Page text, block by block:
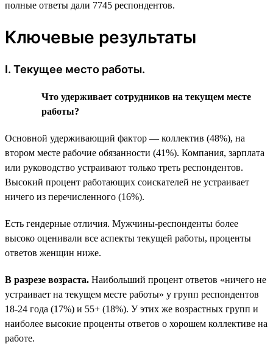
полные ответы дали 7745 респондентов.
Ключевые результаты
I. Текущее место работы.
Что удерживает сотрудников на текущем месте
работы?
Основной удерживающий фактор — коллектив (48%), на
втором месте рабочие обязанности (41%). Компания, зарплата
или руководство устраивают только треть респондентов.
Высокий процент работающих соискателей не устраивает
ничего из перечисленного (16%).
Есть гендерные отличия. Мужчины-респонденты более
высоко оценивали все аспекты текущей работы, проценты
ответов женщин ниже.
В разрезе возраста. Наибольший процент ответов «ничего не
устраивает на текущем месте работы» у групп респондентов
18-24 года (17%) и 55+ (18%). У этих же возрастных групп и
наиболее высокие проценты ответов о хорошем коллективе на
работе.